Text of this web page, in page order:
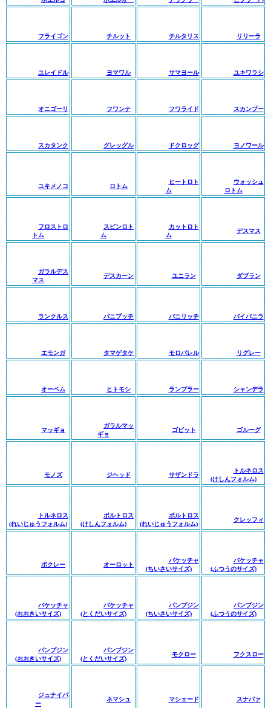
フライゴン チルット チルタリス リリーラ
ユレイドル ヨマワル サマヨール ユキワラシ
オニゴーリ フワンテ フワライド スカンプー
スカタンク グレッグル ドクロッグ ヨノワール
ユキメノコ ロトム
ヒートロト
ム
ウォッシュ
ロトム
フロストロ
トム
スピンロト
ム
カットロト
ム
デスマス
ガラルデス
マス
デスカーン ユニラン ダブラン
ランクルス バニプッチ バニリッチ バイバニラ
エモンガ タマゲタケ モロバレル リグレー
オーベム ヒトモシ ランプラー シャンデラ
マッギョ
ガラルマッ
ギョ
ゴビット ゴルーグ
モノズ ジヘッド サザンドラ
トルネロス
(けしんフォルム)
トルネロス
(れいじゅうフォルム)
ボルトロス
(けしんフォルム)
ボルトロス
(れいじゅうフォルム)
クレッフィ
ボクレー オーロット
バケッチャ
(ちいさいサイズ)
バケッチャ
(ふつうのサイズ)
バケッチャ
(おおきいサイズ)
バケッチャ
(とくだいサイズ)
パンプジン
(ちいさいサイズ)
パンプジン
(ふつうのサイズ)
パンプジン
(おおきいサイズ)
パンプジン
(とくだいサイズ)
モクロー フクスロー
ジュナイパ
ー
ネマシュ マシェード スナバァ